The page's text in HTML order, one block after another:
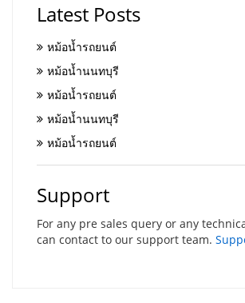
Latest Posts
หม้อน้ำรถยนต์
หม้อน้ำนนทบุรี
หม้อน้ำรถยนต์
หม้อน้ำนนทบุรี
หม้อน้ำรถยนต์
Support
For any pre sales query or any
can contact to our support team.